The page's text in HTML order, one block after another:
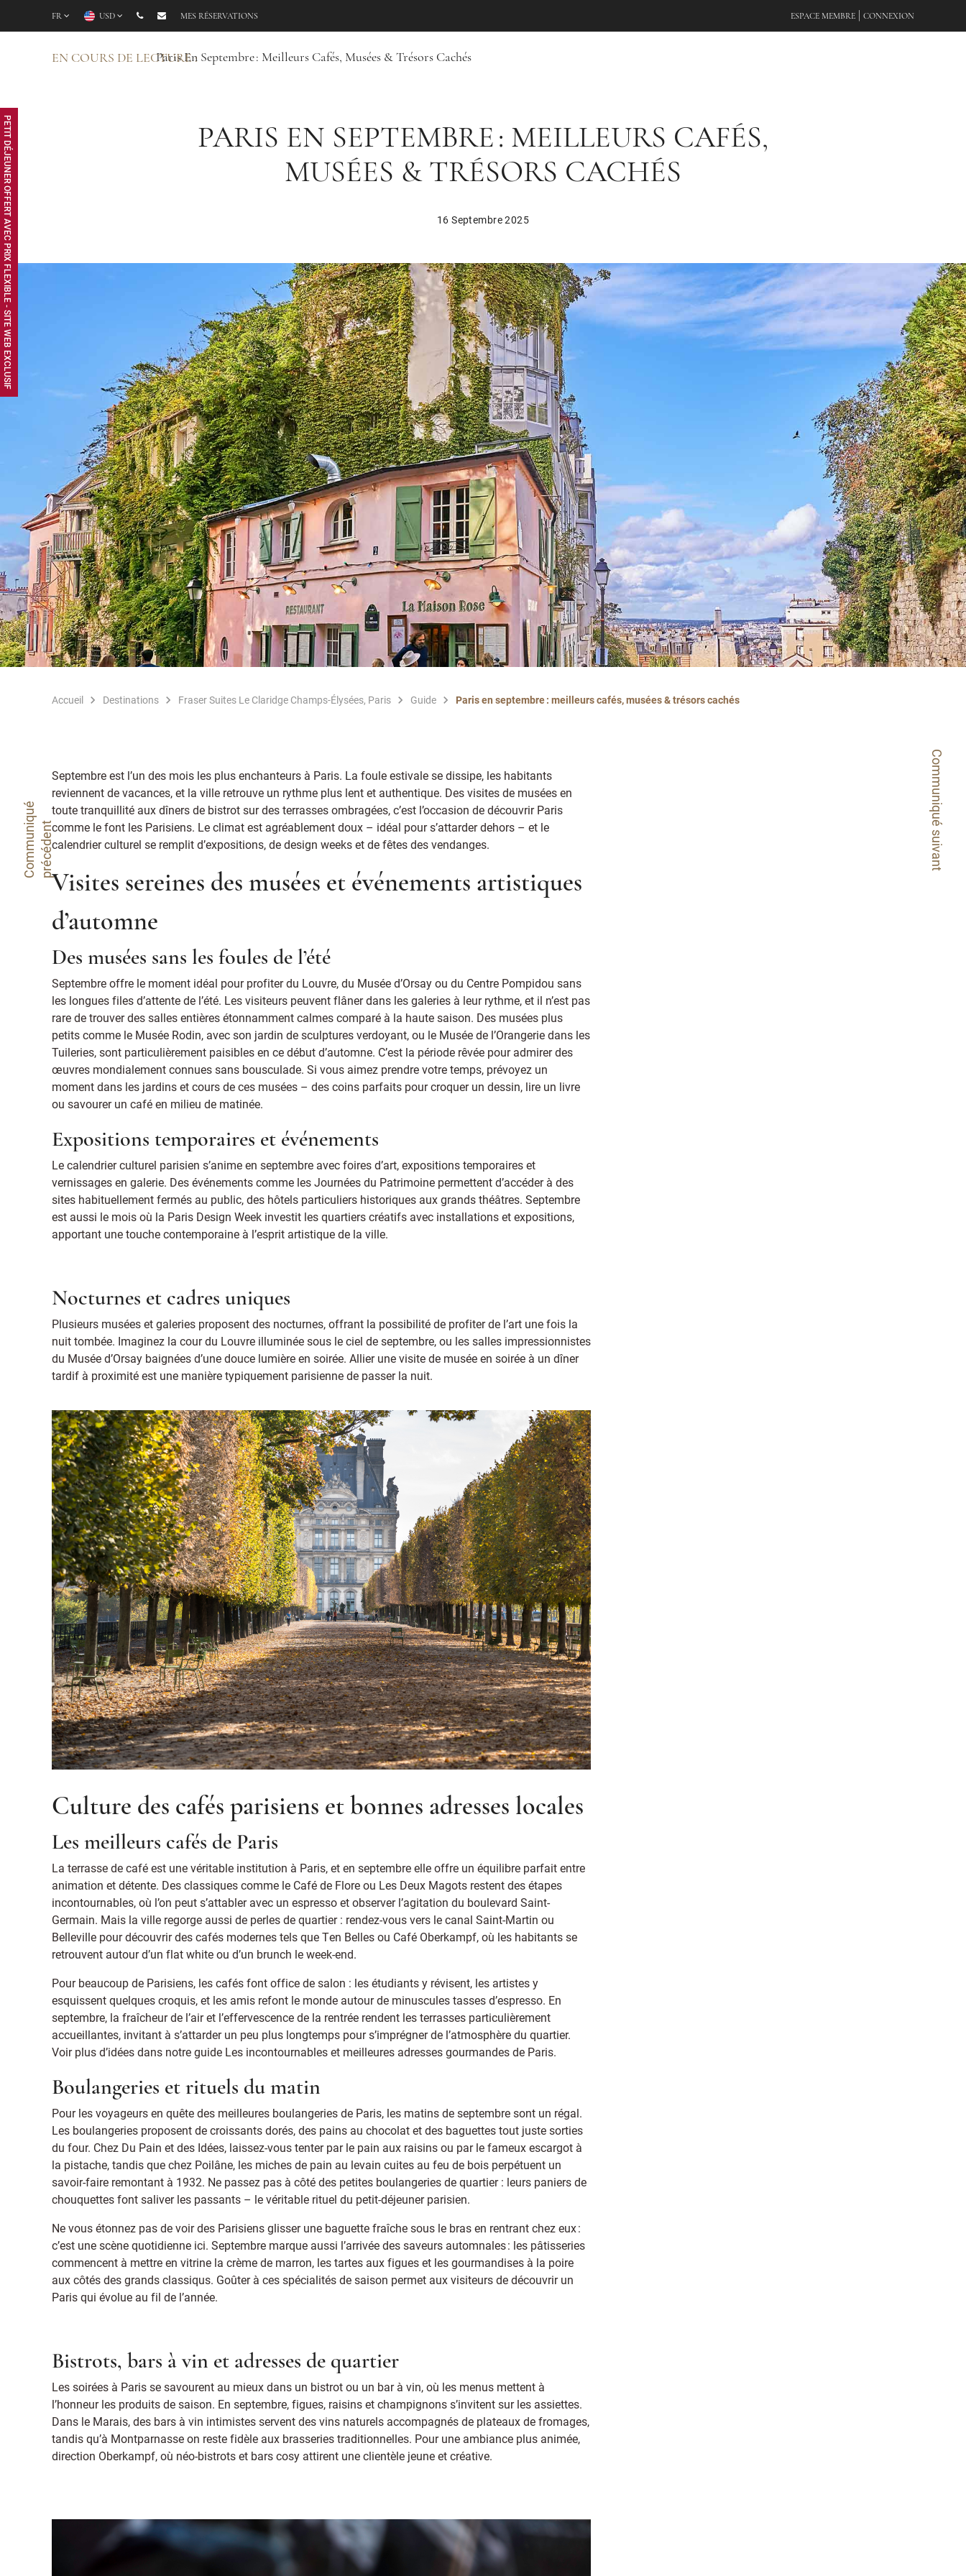
PETIT DÉJEUNER OFFERT AVEC PRIX FLEXIBLE - SITE WEB EXCLUSIF
FR USD MES RÉSERVATIONS ESPACE MEMBRE CONNEXION
EN COURS DE LECTURE :Paris En Septembre : Meilleurs Cafés, Musées & Trésors Cachés
PARIS EN SEPTEMBRE : MEILLEURS CAFÉS,
MUSÉES & TRÉSORS CACHÉS
16 Septembre 2025
C
o
m
m
u
n
i
q
u
é
p
r
é
c
é
d
e
nt Communiqué suivant
Accueil Destinations Fraser Suites Le Claridge Champs-Élysées, Paris Guide Paris en septembre : meilleurs cafés, musées & trésors cachés
Septembre est l’un des mois les plus enchanteurs à Paris. La foule estivale se dissipe, les habitants
reviennent de vacances, et la ville retrouve un rythme plus lent et authentique. Des visites de musées en
toute tranquillité aux dîners de bistrot sur des terrasses ombragées, c’est l’occasion de découvrir Paris
comme le font les Parisiens. Le climat est agréablement doux – idéal pour s’attarder dehors – et le
calendrier culturel se remplit d’expositions, de design weeks et de fêtes des vendanges.
Visites sereines des musées et événements artistiques
d’automne
Des musées sans les foules de l’été
Septembre offre le moment idéal pour profiter du Louvre, du Musée d’Orsay ou du Centre Pompidou sans
les longues files d’attente de l’été. Les visiteurs peuvent flâner dans les galeries à leur rythme, et il n’est pas
rare de trouver des salles entières étonnamment calmes comparé à la haute saison. Des musées plus
petits comme le Musée Rodin, avec son jardin de sculptures verdoyant, ou le Musée de l’Orangerie dans les
Tuileries, sont particulièrement paisibles en ce début d’automne. C’est la période rêvée pour admirer des
œuvres mondialement connues sans bousculade. Si vous aimez prendre votre temps, prévoyez un
moment dans les jardins et cours de ces musées – des coins parfaits pour croquer un dessin, lire un livre
ou savourer un café en milieu de matinée.
Expositions temporaires et événements
Le calendrier culturel parisien s’anime en septembre avec foires d’art, expositions temporaires et
vernissages en galerie. Des événements comme les Journées du Patrimoine permettent d’accéder à des
sites habituellement fermés au public, des hôtels particuliers historiques aux grands théâtres. Septembre
est aussi le mois où la Paris Design Week investit les quartiers créatifs avec installations et expositions,
apportant une touche contemporaine à l’esprit artistique de la ville.
Nocturnes et cadres uniques
Plusieurs musées et galeries proposent des nocturnes, offrant la possibilité de profiter de l’art une fois la
nuit tombée. Imaginez la cour du Louvre illuminée sous le ciel de septembre, ou les salles impressionnistes
du Musée d’Orsay baignées d’une douce lumière en soirée. Allier une visite de musée en soirée à un dîner
tardif à proximité est une manière typiquement parisienne de passer la nuit.
Culture des cafés parisiens et bonnes adresses locales
Les meilleurs cafés de Paris
La terrasse de café est une véritable institution à Paris, et en septembre elle offre un équilibre parfait entre
animation et détente. Des classiques comme le Café de Flore ou Les Deux Magots restent des étapes
incontournables, où l’on peut s’attabler avec un espresso et observer l’agitation du boulevard Saint-
Germain. Mais la ville regorge aussi de perles de quartier : rendez-vous vers le canal Saint-Martin ou
Belleville pour découvrir des cafés modernes tels que Ten Belles ou Café Oberkampf, où les habitants se
retrouvent autour d’un flat white ou d’un brunch le week-end.
Pour beaucoup de Parisiens, les cafés font office de salon : les étudiants y révisent, les artistes y
esquissent quelques croquis, et les amis refont le monde autour de minuscules tasses d’espresso. En
septembre, la fraîcheur de l’air et l’effervescence de la rentrée rendent les terrasses particulièrement
accueillantes, invitant à s’attarder un peu plus longtemps pour s’imprégner de l’atmosphère du quartier.
Voir plus d’idées dans notre guide Les incontournables et meilleures adresses gourmandes de Paris.
Boulangeries et rituels du matin
Pour les voyageurs en quête des meilleures boulangeries de Paris, les matins de septembre sont un régal.
Les boulangeries proposent de croissants dorés, des pains au chocolat et des baguettes tout juste sorties
du four. Chez Du Pain et des Idées, laissez-vous tenter par le pain aux raisins ou par le fameux escargot à
la pistache, tandis que chez Poilâne, les miches de pain au levain cuites au feu de bois perpétuent un
savoir-faire remontant à 1932. Ne passez pas à côté des petites boulangeries de quartier : leurs paniers de
chouquettes font saliver les passants – le véritable rituel du petit-déjeuner parisien.
Ne vous étonnez pas de voir des Parisiens glisser une baguette fraîche sous le bras en rentrant chez eux :
c’est une scène quotidienne ici. Septembre marque aussi l’arrivée des saveurs automnales : les pâtisseries
commencent à mettre en vitrine la crème de marron, les tartes aux figues et les gourmandises à la poire
aux côtés des grands classiqus. Goûter à ces spécialités de saison permet aux visiteurs de découvrir un
Paris qui évolue au fil de l’année.
Bistrots, bars à vin et adresses de quartier
Les soirées à Paris se savourent au mieux dans un bistrot ou un bar à vin, où les menus mettent à
l’honneur les produits de saison. En septembre, figues, raisins et champignons s’invitent sur les assiettes.
Dans le Marais, des bars à vin intimistes servent des vins naturels accompagnés de plateaux de fromages,
tandis qu’à Montparnasse on reste fidèle aux brasseries traditionnelles. Pour une ambiance plus animée,
direction Oberkampf, où néo-bistrots et bars cosy attirent une clientèle jeune et créative.